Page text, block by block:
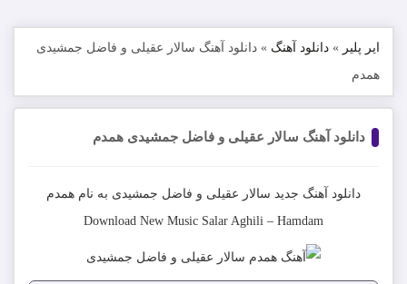
ایر پلیر » دانلود آهنگ » دانلود آهنگ سالار عقیلی و فاضل جمشیدی
همدم
دانلود آهنگ سالار عقیلی و فاضل جمشیدی همدم
دانلود آهنگ جدید سالار عقیلی و فاضل جمشیدی به نام همدم
Download New Music Salar Aghili – Hamdam